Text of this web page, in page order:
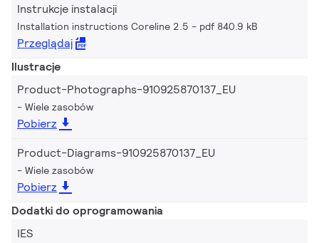
Instrukcje instalacji
Installation instructions Coreline 2.5 pdf 840.9 kB
Przeglądaj
Ilustracje
Product-Photographs-910925870137_EU
Wiele zasobów
Pobierz
Product-Diagrams-910925870137_EU
Wiele zasobów
Pobierz
Dodatki do oprogramowania
IES